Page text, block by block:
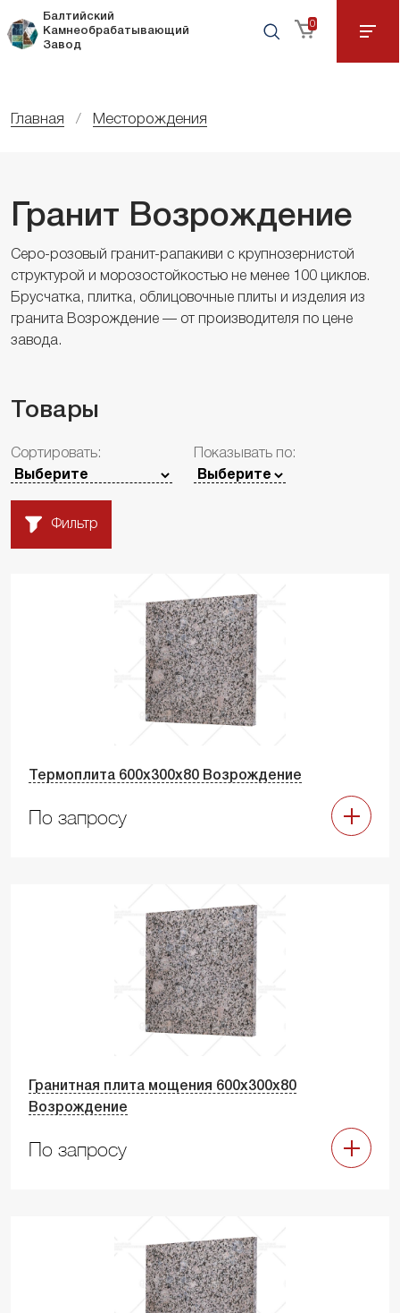
Балтийский
Камнеобрабатывающий
Завод
0
Главная Месторождения
Гранит Возрождение
Серо-розовый гранит-рапакиви с крупнозернистой
структурой и морозостойкостью не менее 100 циклов.
Брусчатка, плитка, облицовочные плиты и изделия из
гранита Возрождение — от производителя по цене
завода.
Товары
Сортировать: Показывать по:
Фильтр
Термоплита 600х300х80 Возрождение
По запросу
Гранитная плита мощения 600х300х80
Возрождение
По запросу